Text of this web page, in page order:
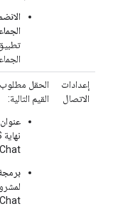
إعدادات
الاتصال
القيم التالية:
عنوان URL لنقطة نهاية HTTP
Chat.
Chat.